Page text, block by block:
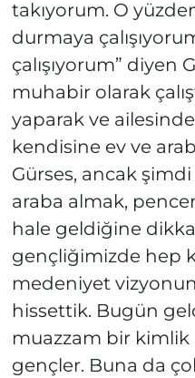
takıyorum. O
durmaya
çalışıyorum” diyen
muhabir olarak
yaparak ve
kendisine ev ve
Gürses, ancak
araba almak,
hale geldiğine
gençliğimizde hep
medeniyet
hissettik. Bugün
muazzam bir kimlik
gençler. Buna da